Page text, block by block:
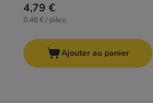
4,79 €
0,48 € / pièce
Ajouter au panier